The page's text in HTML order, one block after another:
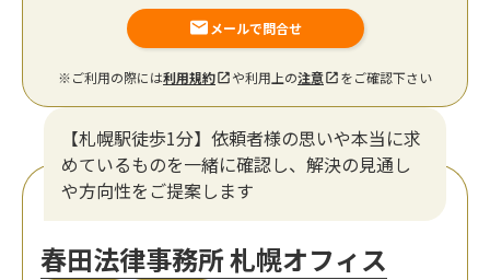
メールで問合せ
※ご利用の際には利用規約 や利用上の注意 をご確認下さい
【札幌駅徒歩1分】依頼者様の思いや本当に求
めているものを一緒に確認し、解決の見通し
や方向性をご提案します
春田法律事務所 札幌オフィス